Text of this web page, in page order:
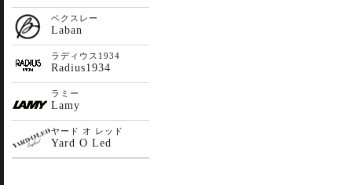
ベクスレー
Laban
ラディウス1934
Radius1934
ラミー
Lamy
ヤード オ レッド
Yard O Led